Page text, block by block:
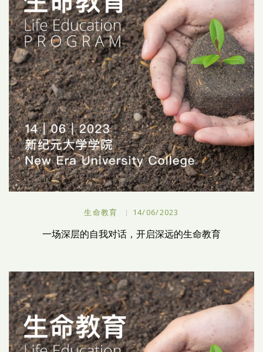
生命教育 14/06/2023
一场深层的自我对话，开启深远的生命教育